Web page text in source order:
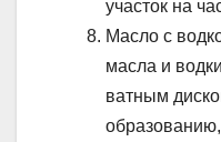
участок на
Масло с
масла и
ватным